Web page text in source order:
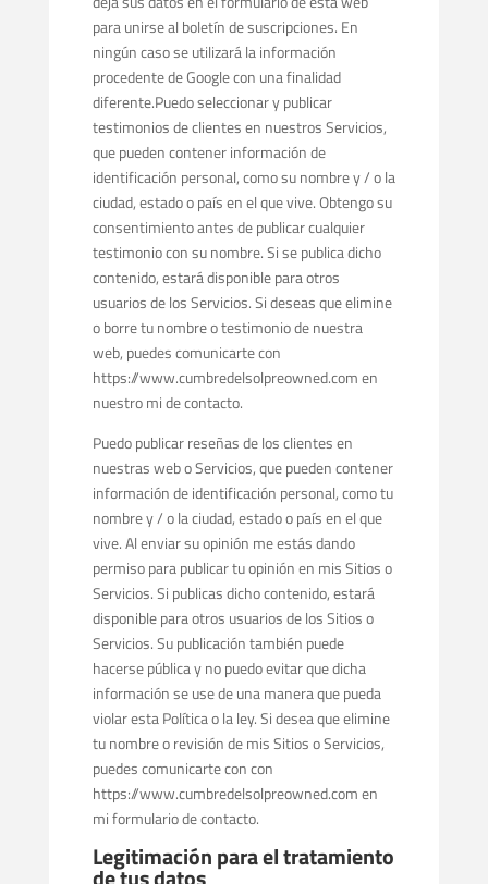
para unirse al boletín de suscripciones. En
ningún caso se utilizará la información
procedente de Google con una finalidad
diferente.Puedo seleccionar y publicar
testimonios de clientes en nuestros Servicios,
que pueden contener información de
identificación personal, como su nombre y / o la
ciudad, estado o país en el que vive. Obtengo su
consentimiento antes de publicar cualquier
testimonio con su nombre. Si se publica dicho
contenido, estará disponible para otros
usuarios de los Servicios. Si deseas que elimine
o borre tu nombre o testimonio de nuestra
web, puedes comunicarte con
https://www.cumbredelsolpreowned.com en
nuestro mi de contacto.
Puedo publicar reseñas de los clientes en
nuestras web o Servicios, que pueden contener
información de identificación personal, como tu
nombre y / o la ciudad, estado o país en el que
vive. Al enviar su opinión me estás dando
permiso para publicar tu opinión en mis Sitios o
Servicios. Si publicas dicho contenido, estará
disponible para otros usuarios de los Sitios o
Servicios. Su publicación también puede
hacerse pública y no puedo evitar que dicha
información se use de una manera que pueda
violar esta Política o la ley. Si desea que elimine
tu nombre o revisión de mis Sitios o Servicios,
puedes comunicarte con con
https://www.cumbredelsolpreowned.com en
mi formulario de contacto.
Legitimación para el tratamiento